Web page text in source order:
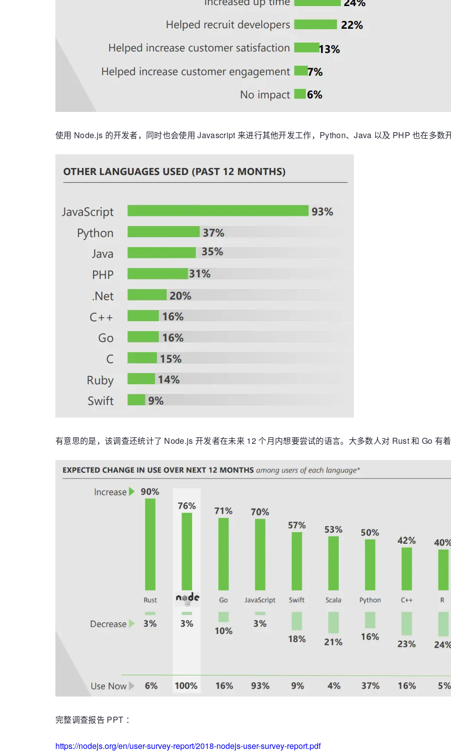
使用 Node.js 的开发者，同时也会使用 Javascript 来进行其他开发工作，Python、Java 以及 PHP 也在多数
有意思的是，该调查还统计了 Node.js 开发者在未来 12 个月内想要尝试的语言。大多数人对 Rust 和 Go 有
完整调查报告 PPT ：
https://nodejs.org/en/user-survey-report/2018-nodejs-user-survey-report.pdf